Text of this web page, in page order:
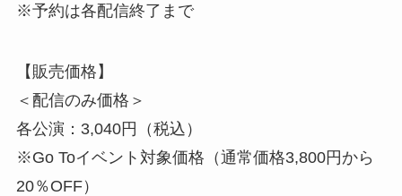
※予約は各配信終了まで
【販売価格】
＜配信のみ価格＞
各公演：3,040円（税込）
※Go Toイベント対象価格（通常価格3,800円から
20％OFF）